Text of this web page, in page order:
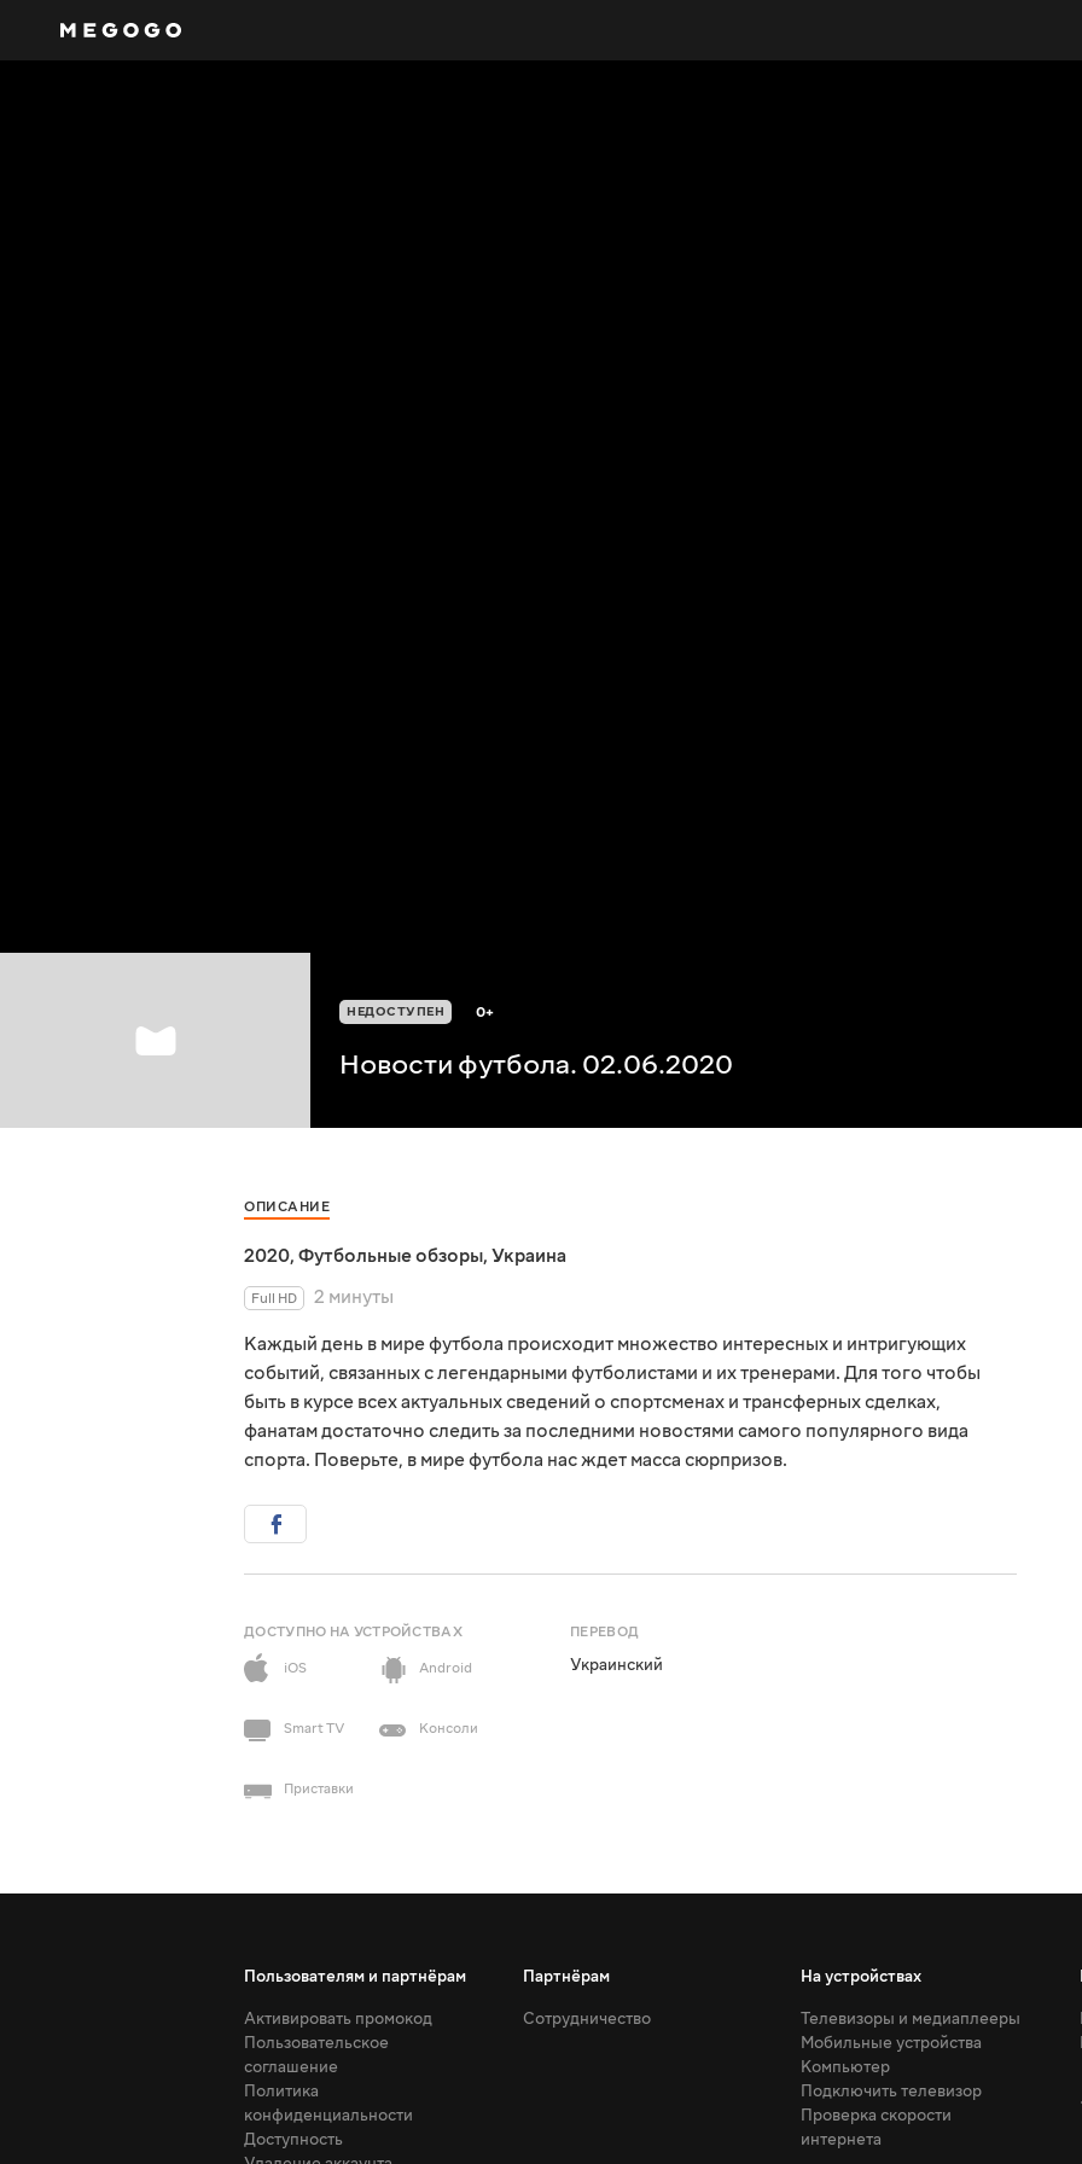
НЕДОСТУПЕН 0+
Новости футбола. 02.06.2020
ОПИСАНИЕ
2020, Футбольные обзоры, Украина
Full HD
2 минуты
Каждый день в мире футбола происходит множество интересных и интригующих
событий, связанных с легендарными футболистами и их тренерами. Для того чтобы
быть в курсе всех актуальных сведений о спортсменах и трансферных сделках,
фанатам достаточно следить за последними новостями самого популярного вида
спорта. Поверьте, в мире футбола нас ждет масса сюрпризов.
ДОСТУПНО НА УСТРОЙСТВАХ
iOS
Android
Smart TV Консоли
Приставки
ПЕРЕВОД
Украинский
Пользователям и партнёрам
Активировать промокод
Пользовательское
соглашение
Политика
конфиденциальности
Доступность
Партнёрам
Сотрудничество
На устройствах
Телевизоры и медиаплееры
Мобильные устройства
Компьютер
Подключить телевизор
Проверка скорости
интернета